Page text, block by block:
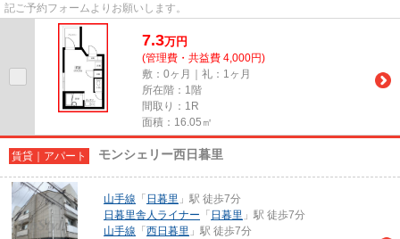
記ご予約フォームよりお願いします。
7.3万円
(管理費・共益費 4,000円)
敷：0ヶ月｜礼：1ヶ月
所在階：1階
間取り：1R
面積：16.05㎡
賃貸｜アパート モンシェリー西日暮里
山手線 「 日暮里 」駅 徒歩7分
日暮里舎人ライナー 「 日暮里 」駅 徒歩7分
山手線 「 西日暮里 」駅 徒歩7分